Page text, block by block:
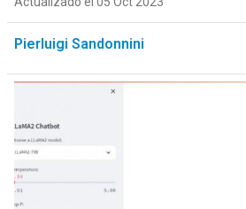
Pierluigi Sandonnini